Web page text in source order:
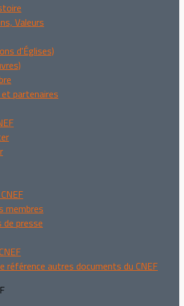
Valeurs
d'Églises)
partenaires
membres
de presse
référence autres documents du CNEF